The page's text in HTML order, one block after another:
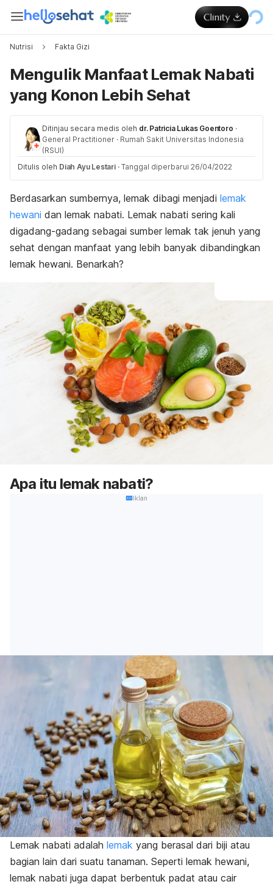
Nutrisi Fakta Gizi
Mengulik Manfaat Lemak Nabati
yang Konon Lebih Sehat
Ditinjau secara medis oleh dr. Patricia Lukas Goentoro ·
General Practitioner · Rumah Sakit Universitas Indonesia
(RSUI)
Ditulis oleh Diah Ayu Lestari · Tanggal diperbarui 26/04/2022
Berdasarkan sumbernya, lemak dibagi menjadi lemak
hewani dan lemak nabati. Lemak nabati sering kali
digadang-gadang sebagai sumber lemak tak jenuh yang
sehat dengan manfaat yang lebih banyak dibandingkan
lemak hewani. Benarkah?
Apa itu lemak nabati?
Iklan
Lemak nabati adalah lemak yang berasal dari biji atau
bagian lain dari suatu tanaman. Seperti lemak hewani,
lemak nabati juga dapat berbentuk padat atau cair